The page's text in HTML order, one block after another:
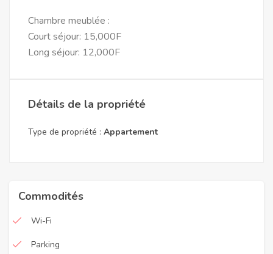
Chambre meublée :
Court séjour: 15,000F
Long séjour: 12,000F
Détails de la propriété
Type de propriété : Appartement
Commodités
Wi-Fi
Parking